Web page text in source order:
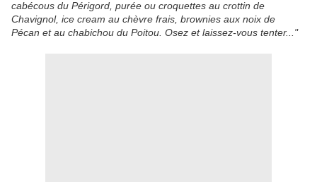
cabécous du Périgord, purée ou croquettes au crottin de
Chavignol, ice cream au chèvre frais, brownies aux noix de
Pécan et au chabichou du Poitou. Osez et laissez-vous tenter..."